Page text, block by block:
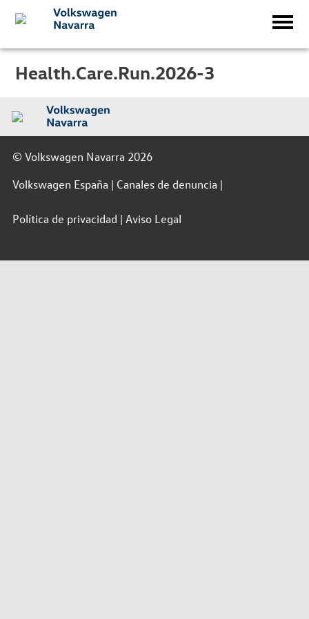
Health.Care.Run.2026-3
© Volkswagen Navarra 2026
Volkswagen España
Canales de denuncia
Política de privacidad Aviso Legal